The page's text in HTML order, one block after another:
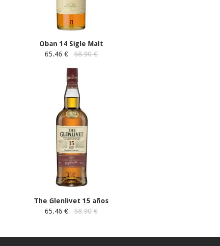
Oban 14 Sigle Malt
65.46 €
68.90 €
The Glenlivet 15 años
65.46 €
68.90 €